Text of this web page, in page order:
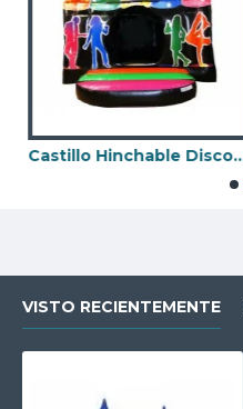
Castillo Hinchable Disco Club
VISTO RECIENTEMENTE